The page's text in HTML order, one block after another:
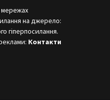
мережах
на джерело:
гіперпосилання.
Контакти